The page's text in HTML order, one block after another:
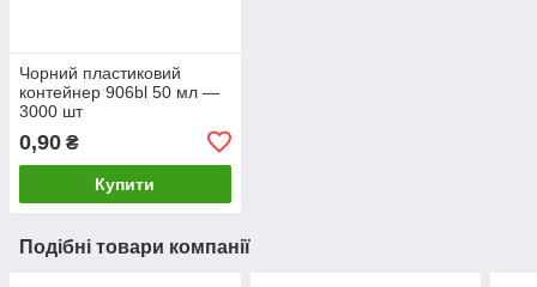
Чорний пластиковий
контейнер 906bl 50 мл —
3000 шт
0,90 ₴
Купити
Подібні товари компанії